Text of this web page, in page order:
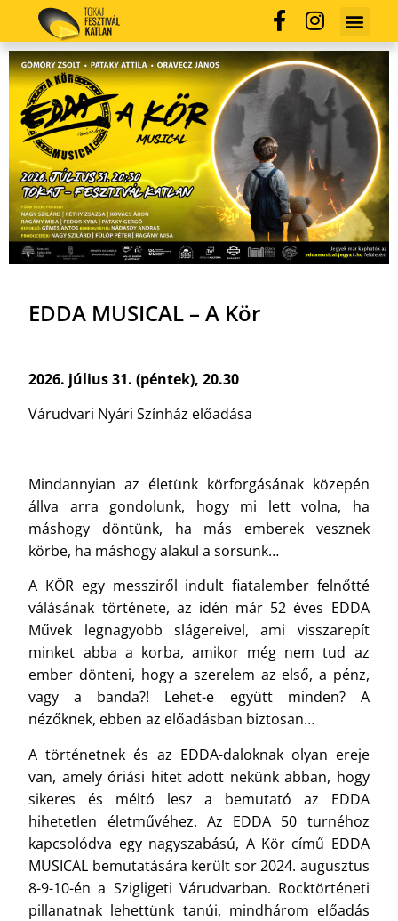
EDDA MUSICAL – A Kör
2026. július 31. (péntek), 20.30
Várudvari Nyári Színház előadása
Mindannyian az életünk körforgásának közepén
állva arra gondolunk, hogy mi lett volna, ha
máshogy döntünk, ha más emberek vesznek
körbe, ha máshogy alakul a sorsunk…
A KÖR egy messziről indult fiatalember felnőtté
válásának története, az idén már 52 éves EDDA
Művek legnagyobb slágereivel, ami visszarepít
minket abba a korba, amikor még nem tud az
ember dönteni, hogy a szerelem az első, a pénz,
vagy a banda?! Lehet-e együtt minden? A
nézőknek, ebben az előadásban biztosan…
A történetnek és az EDDA-daloknak olyan ereje
van, amely óriási hitet adott nekünk abban, hogy
sikeres és méltó lesz a bemutató az EDDA
hihetetlen életművéhez. Az EDDA 50 turnéhoz
kapcsolódva egy nagyszabású, A Kör című EDDA
MUSICAL bemutatására került sor 2024. augusztus
8-9-10-én a Szigligeti Várudvarban. Rocktörténeti
pillanatnak lehettünk tanúi, mindhárom előadás